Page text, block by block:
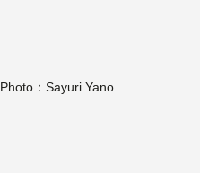
Photo：Sayuri Yano